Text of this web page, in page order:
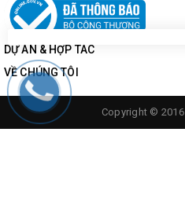
DỰ ÁN & HỢP TÁC
VỀ CHÚNG TÔI
Copyright © 2016